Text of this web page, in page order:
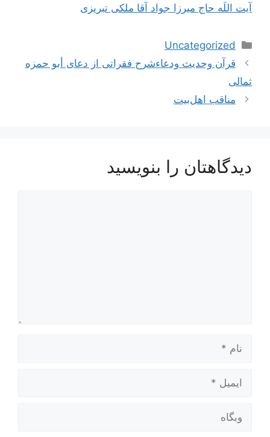
آیت اللَه حاج میرزا جواد آقا ملکی تبریزی
دسته‌ها
Uncategorized
ناوبری
نوشته‌ها
قرآن وحدیث ودعاءشرح فقراتی از دعای أبو حمزه
ثمالی
مناقب اهل‌بیت
دیدگاهتان را بنویسید
ایمیل
وبگاه